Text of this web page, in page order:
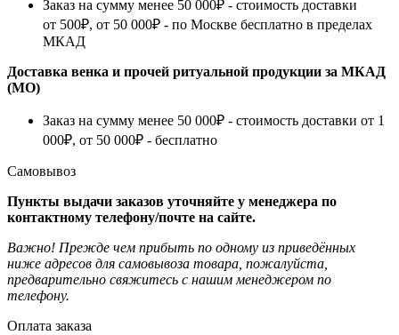
Заказ на сумму менее 50 000₽ - стоимость доставки
от 500₽, от 50 000₽ - по Москве бесплатно в пределах
МКАД
Доставка венка и прочей ритуальной продукции за МКАД
(МО)
Заказ на сумму менее 50 000₽ - стоимость доставки от 1
000₽, от 50 000₽ - бесплатно
Самовывоз
Пункты выдачи заказов уточняйте у менеджера по
контактному телефону/почте на сайте.
Важно! Прежде чем прибыть по одному из приведённых
ниже адресов для самовывоза товара, пожалуйста,
предварительно свяжитесь с нашим менеджером по
телефону.
Оплата заказа